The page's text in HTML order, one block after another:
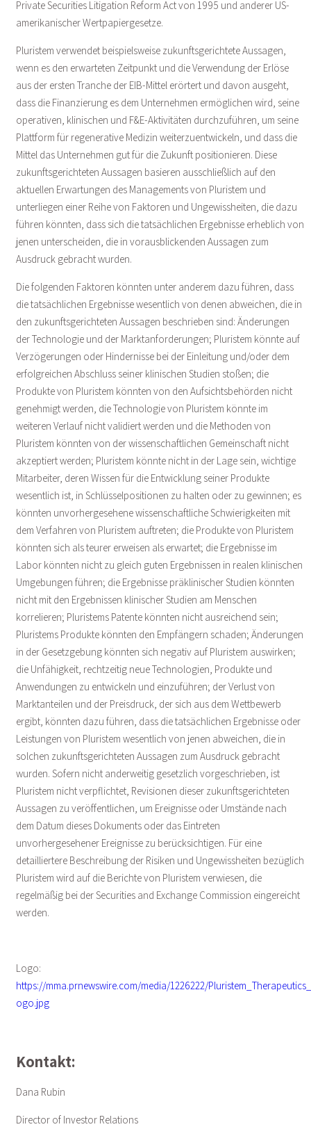
Private Securities Litigation Reform Act von 1995 und anderer US-
amerikanischer Wertpapiergesetze.
Pluristem verwendet beispielsweise zukunftsgerichtete Aussagen,
wenn es den erwarteten Zeitpunkt und die Verwendung der Erlöse
aus der ersten Tranche der EIB-Mittel erörtert und davon ausgeht,
dass die Finanzierung es dem Unternehmen ermöglichen wird, seine
operativen, klinischen und F&E-Aktivitäten durchzuführen, um seine
Plattform für regenerative Medizin weiterzuentwickeln, und dass die
Mittel das Unternehmen gut für die Zukunft positionieren. Diese
zukunftsgerichteten Aussagen basieren ausschließlich auf den
aktuellen Erwartungen des Managements von Pluristem und
unterliegen einer Reihe von Faktoren und Ungewissheiten, die dazu
führen könnten, dass sich die tatsächlichen Ergebnisse erheblich von
jenen unterscheiden, die in vorausblickenden Aussagen zum
Ausdruck gebracht wurden.
Die folgenden Faktoren könnten unter anderem dazu führen, dass
die tatsächlichen Ergebnisse wesentlich von denen abweichen, die in
den zukunftsgerichteten Aussagen beschrieben sind: Änderungen
der Technologie und der Marktanforderungen; Pluristem könnte auf
Verzögerungen oder Hindernisse bei der Einleitung und/oder dem
erfolgreichen Abschluss seiner klinischen Studien stoßen; die
Produkte von Pluristem könnten von den Aufsichtsbehörden nicht
genehmigt werden, die Technologie von Pluristem könnte im
weiteren Verlauf nicht validiert werden und die Methoden von
Pluristem könnten von der wissenschaftlichen Gemeinschaft nicht
akzeptiert werden; Pluristem könnte nicht in der Lage sein, wichtige
Mitarbeiter, deren Wissen für die Entwicklung seiner Produkte
wesentlich ist, in Schlüsselpositionen zu halten oder zu gewinnen; es
könnten unvorhergesehene wissenschaftliche Schwierigkeiten mit
dem Verfahren von Pluristem auftreten; die Produkte von Pluristem
könnten sich als teurer erweisen als erwartet; die Ergebnisse im
Labor könnten nicht zu gleich guten Ergebnissen in realen klinischen
Umgebungen führen; die Ergebnisse präklinischer Studien könnten
nicht mit den Ergebnissen klinischer Studien am Menschen
korrelieren; Pluristems Patente könnten nicht ausreichend sein;
Pluristems Produkte könnten den Empfängern schaden; Änderungen
in der Gesetzgebung könnten sich negativ auf Pluristem auswirken;
die Unfähigkeit, rechtzeitig neue Technologien, Produkte und
Anwendungen zu entwickeln und einzuführen; der Verlust von
Marktanteilen und der Preisdruck, der sich aus dem Wettbewerb
ergibt, könnten dazu führen, dass die tatsächlichen Ergebnisse oder
Leistungen von Pluristem wesentlich von jenen abweichen, die in
solchen zukunftsgerichteten Aussagen zum Ausdruck gebracht
wurden. Sofern nicht anderweitig gesetzlich vorgeschrieben, ist
Pluristem nicht verpflichtet, Revisionen dieser zukunftsgerichteten
Aussagen zu veröffentlichen, um Ereignisse oder Umstände nach
dem Datum dieses Dokuments oder das Eintreten
unvorhergesehener Ereignisse zu berücksichtigen. Für eine
detailliertere Beschreibung der Risiken und Ungewissheiten bezüglich
Pluristem wird auf die Berichte von Pluristem verwiesen, die
regelmäßig bei der Securities and Exchange Commission eingereicht
werden.
Logo:
https://mma.prnewswire.com/media/1226222/
ogo.jpg
Kontakt:
Dana Rubin
Director of Investor Relations